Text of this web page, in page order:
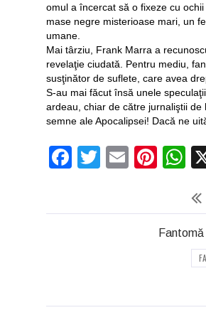
omul a încercat să o fixeze cu
mase negre misterioase mari, un
umane.
Mai târziu, Frank Marra a
revelaţie ciudată. Pentru mediu,
susţinător de suflete, care avea
S-au mai făcut însă unele
ardeau, chiar de către jurnaliştii
semne ale Apocalipsei! Dacă ne
Facebook
Twitter
Email